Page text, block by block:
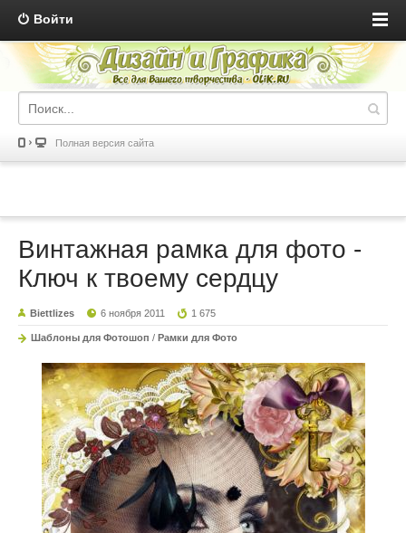
Войти
Полная версия сайта
Винтажная рамка для фото -
Ключ к твоему сердцу
Biettlizes 6 ноября 2011 1 675
Шаблоны для Фотошоп / Рамки для Фото